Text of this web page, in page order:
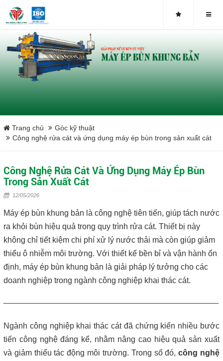
Buy genuine sludge press machines
Belt Press
Screw Press
Máy sấy bùn
Tại sao nên mua máy ép bùn trục vít
Lược rác đầu nguồn
Máy lược rác thô – giải pháp loại bỏ rác hiệu quả trong hệ thống
Giá máy ép bùn 2026 – Báo giá chi tiết theo từng dòng máy và
công suất
Close
Trang chủ
Góc kỹ thuật
Công nghệ rửa cát và ứng dụng máy ép bùn trong sản xuất cát
Công Nghệ Rửa Cát Và Ứng Dụng Máy Ép Bùn
Trong Sản Xuất Cát
12/05/2026
Máy ép bùn khung bản là công nghệ tiên tiến, giúp tách nước
ra khỏi bùn hiệu quả trong quy trình rửa cát. Thiết bị này
không chỉ tiết kiệm chi phí xử lý nước thải mà còn giúp giảm
thiểu ô nhiễm môi trường. Với thiết kế bền bỉ và vận hành ổn
định, máy ép bùn khung bản là giải pháp lý tưởng cho các
doanh nghiệp trong ngành công nghiệp khai thác cát.
Ngành công nghiệp khai thác cát đã chứng kiến nhiều bước
tiến công nghệ đáng kể, nhằm nâng cao hiệu quả sản xuất
và giảm thiểu tác động môi trường. Trong số đó,công nghệ